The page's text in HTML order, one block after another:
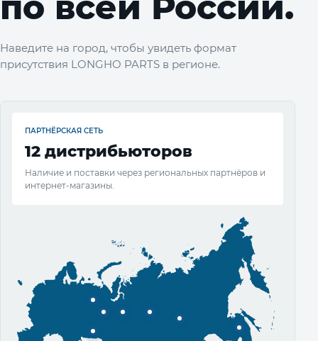
Наведите на город, чтобы увидеть формат
присутствия LONGHO PARTS в регионе.
ПАРТНЁРСКАЯ СЕТЬ
12 дистрибьюторов
Наличие и поставки через региональных партнёров и
интернет-магазины.